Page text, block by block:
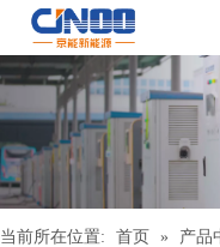
当前所在位置: 首页 » 产品